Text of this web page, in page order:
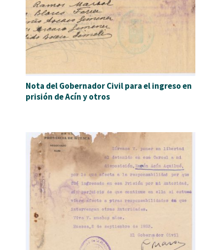
Nota del Gobernador Civil para el ingreso en
prisión de Acín y otros